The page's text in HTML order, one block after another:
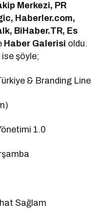
Merkezi, PR
Haberler.com,
BiHaber.TR, Es
Haber Galerisi oldu.
şöyle;
& Branding Line
1.0
Sağlam